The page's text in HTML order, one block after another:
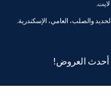
أحدث العروض!